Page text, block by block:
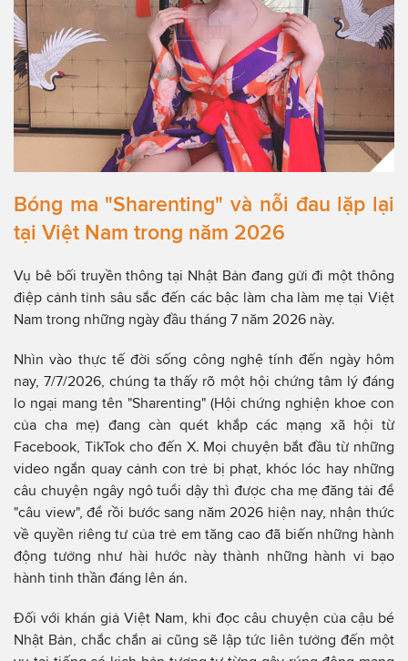
Bóng ma "Sharenting" và nỗi đau lặp lại
tại Việt Nam trong năm 2026
Vụ bê bối truyền thông tại Nhật Bản đang gửi đi một thông
điệp cảnh tỉnh sâu sắc đến các bậc làm cha làm mẹ tại Việt
Nam trong những ngày đầu tháng 7 năm 2026 này.
Nhìn vào thực tế đời sống công nghệ tính đến ngày hôm
nay, 7/7/2026, chúng ta thấy rõ một hội chứng tâm lý đáng
lo ngại mang tên "Sharenting" (Hội chứng nghiện khoe con
của cha mẹ) đang càn quét khắp các mạng xã hội từ
Facebook, TikTok cho đến X. Mọi chuyện bắt đầu từ những
video ngắn quay cảnh con trẻ bị phạt, khóc lóc hay những
câu chuyện ngây ngô tuổi dậy thì được cha mẹ đăng tải để
"câu view", để rồi bước sang năm 2026 hiện nay, nhận thức
về quyền riêng tư của trẻ em tăng cao đã biến những hành
động tưởng như hài hước này thành những hành vi bạo
hành tinh thần đáng lên án.
Đối với khán giả Việt Nam, khi đọc câu chuyện của cậu bé
Nhật Bản, chắc chắn ai cũng sẽ lập tức liên tưởng đến một